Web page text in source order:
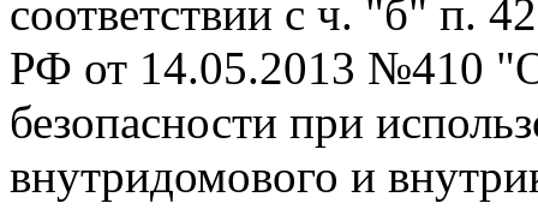
соответствии с ч. "б" п.
РФ от 14.05.2013 №410
безопасности при
внутридомового и